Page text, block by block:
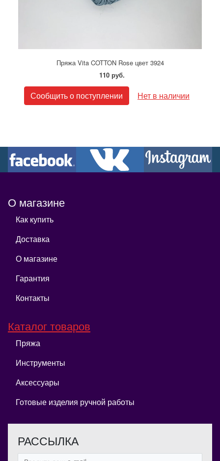
Пряжа Vita COTTON Rose цвет 3924
110 руб.
Сообщить о поступлении Нет в наличии
О магазине
Как купить
Доставка
О магазине
Гарантия
Контакты
Каталог товаров
Пряжа
Инструменты
Аксессуары
Готовые изделия ручной работы
РАССЫЛКА